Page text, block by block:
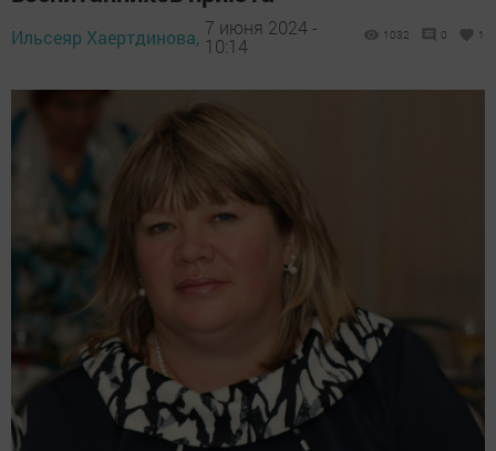
Ильсеяр Хаертдинова, 7 июня 2024 -
10:14
1032 0 1